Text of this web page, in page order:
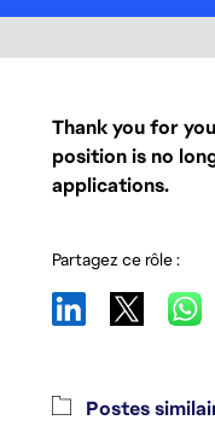
Thank you for
position is no
applications.
Partagez ce rôle :
Postes